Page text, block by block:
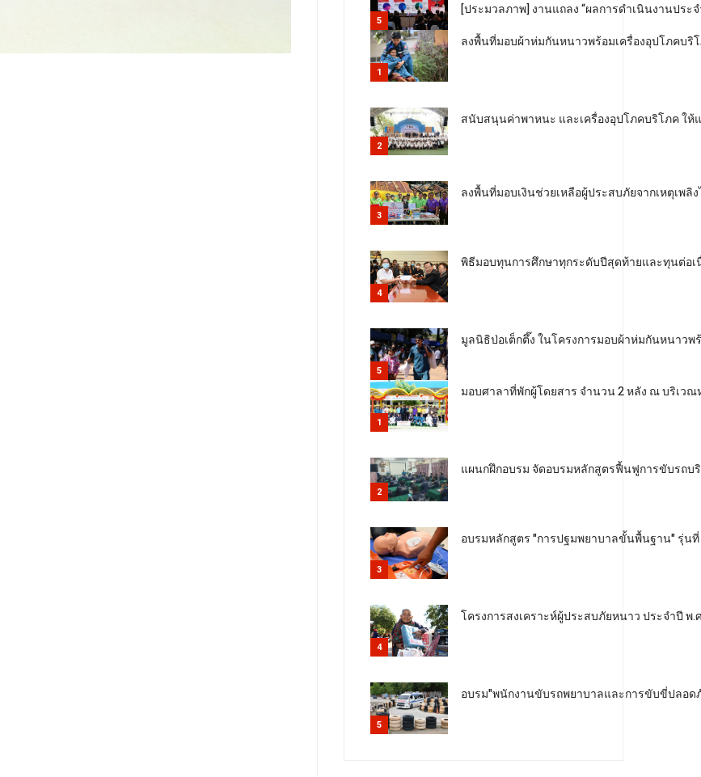
5
[ประมวลภาพ] งานแถลง “ผลการดำเนินงานปร
1
ลงพื้นที่มอบผ้าห่มกันหนาวพร้อมเครื่องอุปโภคบ
2
สนับสนุนค่าพาหนะ และเครื่องอุปโภคบริโภค ให้
3
ลงพื้นที่มอบเงินช่วยเหลือผู้ประสบภัยจากเหตุเพ
4
พิธีมอบทุนการศึกษาทุกระดับปีสุดท้ายและทุนต่อเ
5
มูลนิธิป่อเต็กตึ๊ง ในโครงการมอบผ้าห่มกันหนาวพ
1
มอบศาลาที่พักผู้โดยสาร จำนวน 2 หลัง ณ บริเว
2
แผนกฝึกอบรม จัดอบรมหลักสูตรฟื้นฟูการขับรถบ
3
อบรมหลักสูตร "การปฐมพยาบาลขั้นพื้นฐาน" รุ่น
4
โครงการสงเคราะห์ผู้ประสบภัยหนาว ประจำปี
5
อบรม"พนักงานขับรถพยาบาลและการขับขี่ปลอด